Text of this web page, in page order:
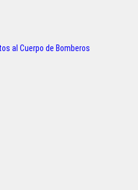
al Cuerpo de Bomberos